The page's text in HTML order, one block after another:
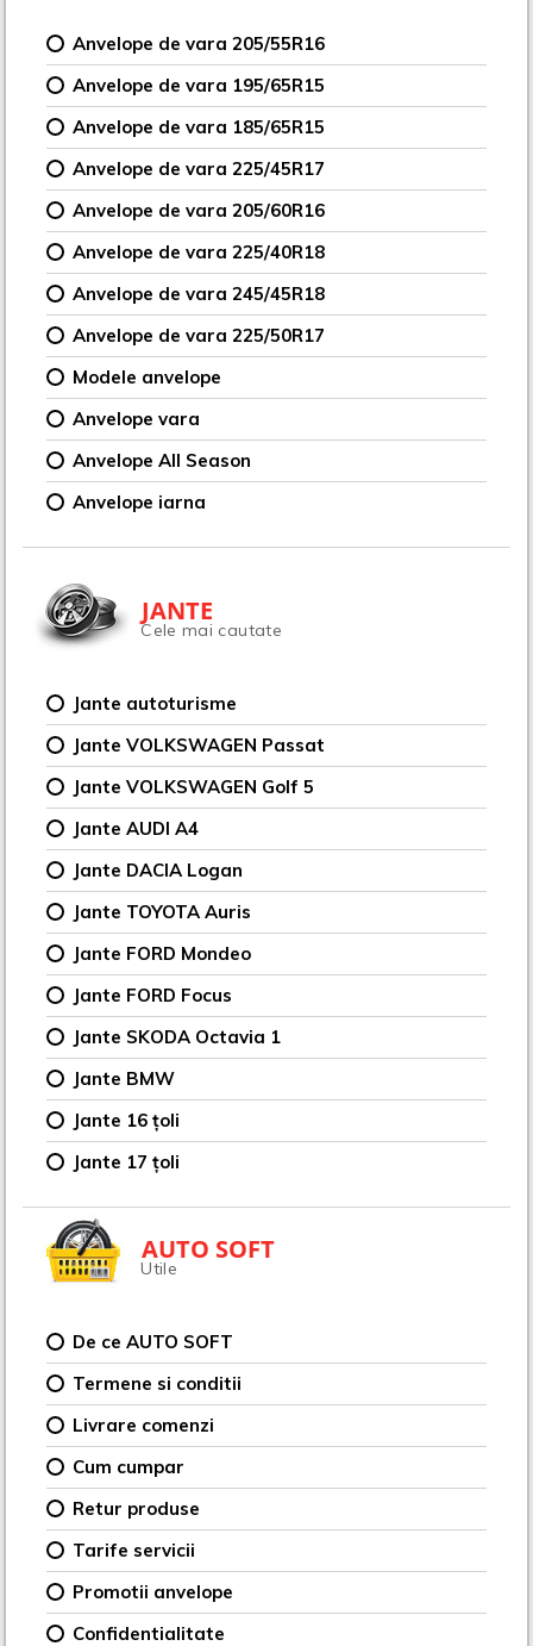
Anvelope de vara 205/55R16
Anvelope de vara 195/65R15
Anvelope de vara 185/65R15
Anvelope de vara 225/45R17
Anvelope de vara 205/60R16
Anvelope de vara 225/40R18
Anvelope de vara 245/45R18
Anvelope de vara 225/50R17
Modele anvelope
Anvelope vara
Anvelope All Season
Anvelope iarna
JANTE
Cele mai cautate
Jante autoturisme
Jante VOLKSWAGEN Passat
Jante VOLKSWAGEN Golf 5
Jante AUDI A4
Jante DACIA Logan
Jante TOYOTA Auris
Jante FORD Mondeo
Jante FORD Focus
Jante SKODA Octavia 1
Jante BMW
Jante 16 țoli
Jante 17 țoli
AUTO SOFT
Utile
De ce AUTO SOFT
Termene si conditii
Livrare comenzi
Cum cumpar
Retur produse
Tarife servicii
Promotii anvelope
Confidentialitate